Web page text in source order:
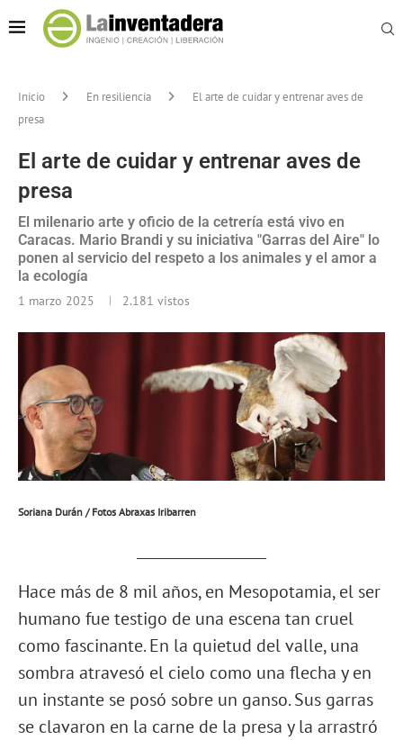
Inicio En resiliencia
El arte de cuidar y entrenar aves de
presa
El arte de cuidar y entrenar aves de
presa
El milenario arte y oficio de la cetrería está vivo en
Caracas. Mario Brandi y su iniciativa "Garras del Aire" lo
ponen al servicio del respeto a los animales y el amor a
la ecología
1 marzo 2025 2.181 vistos
Soriana Durán / Fotos Abraxas Iribarren
Hace más de 8 mil años, en Mesopotamia, el ser
humano fue testigo de una escena tan cruel
como fascinante. En la quietud del valle, una
sombra atravesó el cielo como una flecha y en
un instante se posó sobre un ganso. Sus garras
se clavaron en la carne de la presa y la arrastró